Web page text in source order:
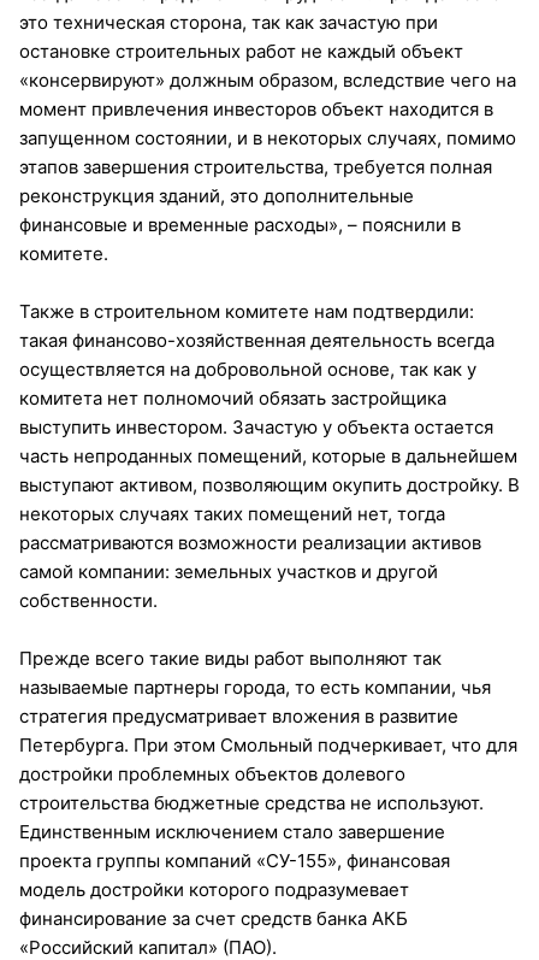
это техническая сторона, так как зачастую при
остановке строительных работ не каждый объект
«консервируют» должным образом, вследствие чего на
момент привлечения инвесторов объект находится в
запущенном состоянии, и в некоторых случаях, помимо
этапов завершения строительства, требуется полная
реконструкция зданий, это дополнительные
финансовые и временные расходы», – пояснили в
комитете.
Также в строительном комитете нам подтвердили:
такая финансово-хозяйственная деятельность всегда
осуществляется на добровольной основе, так как у
комитета нет полномочий обязать застройщика
выступить инвестором. Зачастую у объекта остается
часть непроданных помещений, которые в дальнейшем
выступают активом, позволяющим окупить достройку. В
некоторых случаях таких помещений нет, тогда
рассматриваются возможности реализации активов
самой компании: земельных участков и другой
собственности.
Прежде всего такие виды работ выполняют так
называемые партнеры города, то есть компании, чья
стратегия предусматривает вложения в развитие
Петербурга. При этом Смольный подчеркивает, что для
достройки проблемных объектов долевого
строительства бюджетные средства не используют.
Единственным исключением стало завершение
проекта группы компаний «СУ-155», финансовая
модель достройки которого подразумевает
финансирование за счет средств банка АКБ
«Российский капитал» (ПАО).